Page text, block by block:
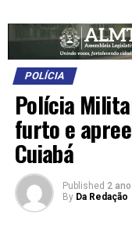
POLÍCIA
Polícia
furto e
Cuiabá
Published 2
By Da Redação